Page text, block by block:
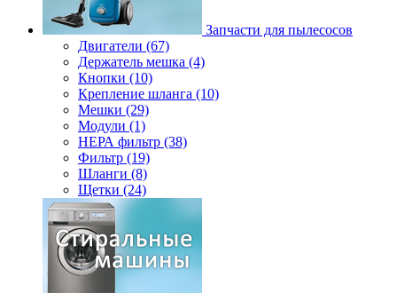
Запчасти для пылесосов
Двигатели (67)
Держатель мешка (4)
Кнопки (10)
Крепление шланга (10)
Мешки (29)
Модули (1)
НЕРА фильтр (38)
Фильтр (19)
Шланги (8)
Щетки (24)